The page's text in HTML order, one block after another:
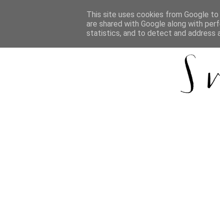
This site uses cookies from Google
are shared with Google along with
statistics, and to detect and address